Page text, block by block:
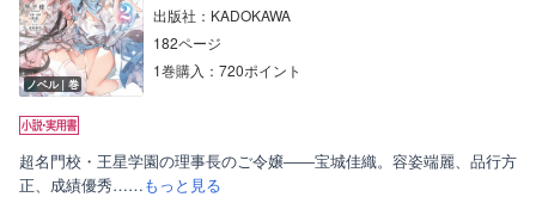
ノベル｜巻
出版社：KADOKAWA
182ページ
1巻購入：720ポイント
超名門校・王星学園の理事長のご令嬢――宝城佳織。容姿端麗、品行方
正、成績優秀……もっと見る